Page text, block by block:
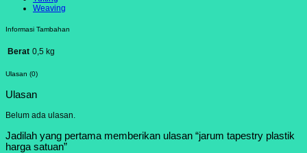
Weaving
Informasi Tambahan
Berat 0,5 kg
Ulasan (0)
Ulasan
Belum ada ulasan.
Jadilah yang pertama memberikan ulasan “jarum tapestry plastik
harga satuan”